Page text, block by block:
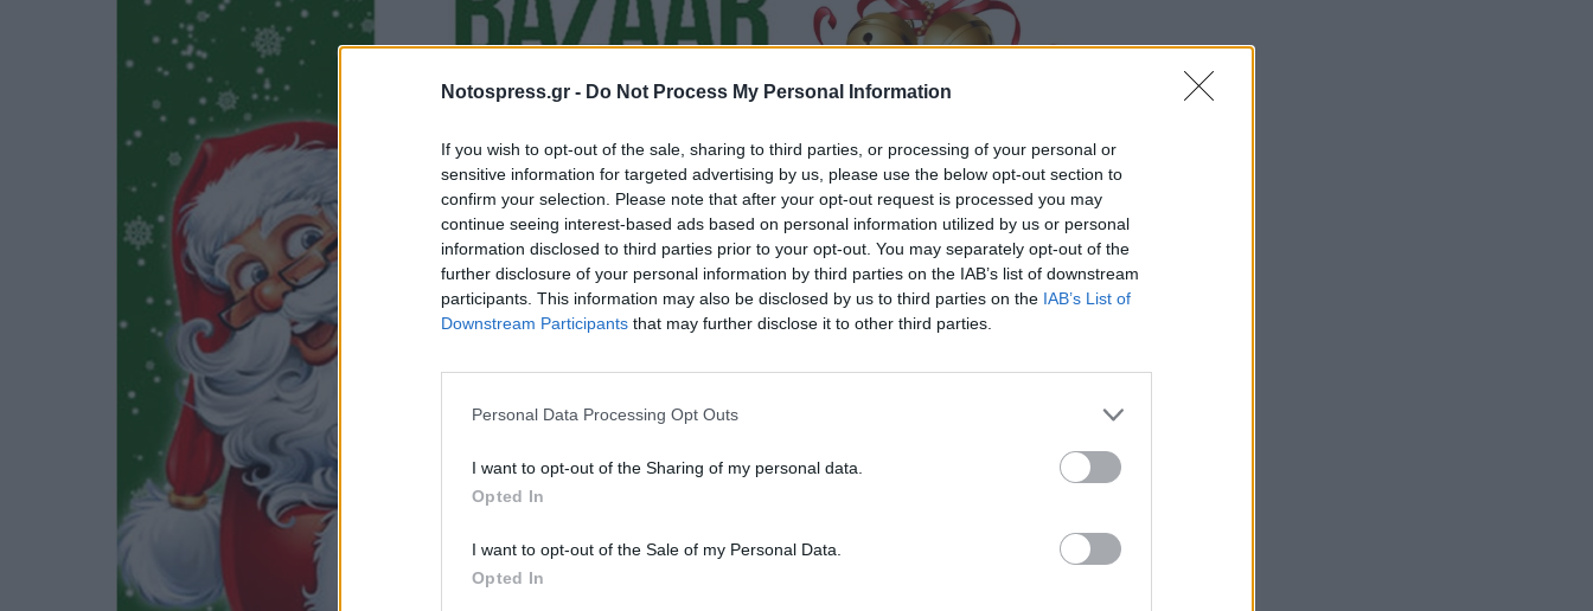
Notospress.gr - Do Not Process My Personal Information
If you wish to opt-out of the sale, sharing to third parties, or processing of your personal or
sensitive information for targeted advertising by us, please use the below opt-out section to
confirm your selection. Please note that after your opt-out request is processed you may
continue seeing interest-based ads based on personal information utilized by us or personal
information disclosed to third parties prior to your opt-out. You may separately opt-out of the
further disclosure of your personal information by third parties on the IAB’s list of downstream
participants. This information may also be disclosed by us to third parties on the IAB’s List of
Downstream Participants that may further disclose it to other third parties.
Personal Data Processing Opt Outs
I want to opt-out of the Sharing of my personal data.
Opted In
I want to opt-out of the Sale of my Personal Data.
Opted In